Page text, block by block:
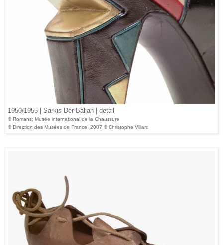
1950/1955 | Sarkis Der Balian | detail
© Romans; Musée international de la Chaussure
© Direction des Musées de France, 2007 © Christophe Villard